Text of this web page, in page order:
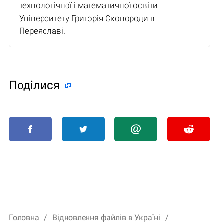
технологічної і математичної освіти
Університету Григорія Сковороди в
Переяславі.
Поділися
Головна
Відновлення файлів в Україні